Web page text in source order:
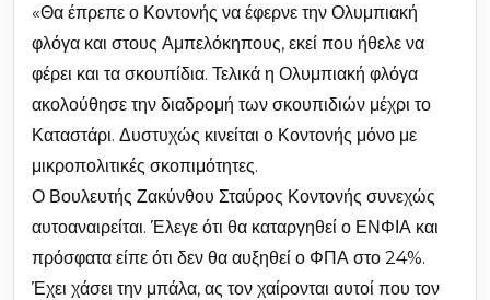
«Θα έπρεπε ο Κοντονής να έφερνε την Ολυμπιακή
φλόγα και στους Αμπελόκηπους, εκεί που ήθελε να
φέρει και τα σκουπίδια. Τελικά η Ολυμπιακή φλόγα
ακολούθησε την διαδρομή των σκουπιδιών μέχρι το
Καταστάρι. Δυστυχώς κινείται ο Κοντονής μόνο με
μικροπολιτικές σκοπιμότητες.
Ο Βουλευτής Ζακύνθου Σταύρος Κοντονής συνεχώς
αυτοαναιρείται. Έλεγε ότι θα καταργηθεί ο ΕΝΦΙΑ και
πρόσφατα είπε ότι δεν θα αυξηθεί ο ΦΠΑ στο 24%.
Έχει χάσει την μπάλα, ας τον χαίρονται αυτοί που τον